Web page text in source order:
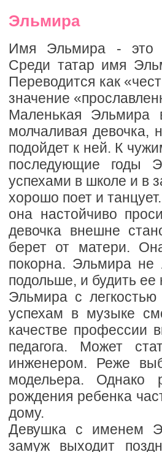
Эльмира
Имя Эльмира - это
Среди татар имя
Переводится как
значение
Маленькая Эльмира
молчаливая девочка,
подойдет к ней. К
последующие годы
успехами в школе и в
хорошо поет и
она настойчиво
девочка внешне
берет от матери.
покорна. Эльмира не
подольше, и будить ее
Эльмира с
успехам в музыке
качестве профессии
педагога. Может
инженером. Реже
модельера. Однако
рождения ребенка
дому.
Девушка с именем
замуж выходит